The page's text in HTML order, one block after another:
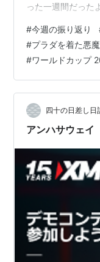
った一週間だった
先の方と皇居ラン
すが、共通の趣味
議室で話をする相
た。 この時期は
見ることができま
所もあり、空が広
#今週の振り返り
#プラダを着た悪
#ワールドカップ
四十の日差し日
アンハサウェイ